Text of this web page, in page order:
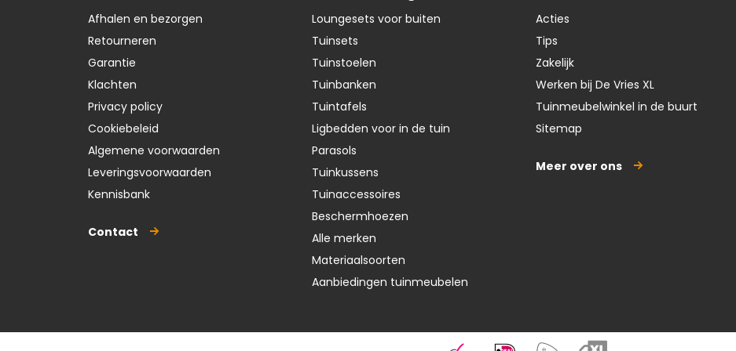
Afhalen en bezorgen
Retourneren
Garantie
Klachten
Privacy policy
Cookiebeleid
Algemene voorwaarden
Leveringsvoorwaarden
Kennisbank
Contact
Loungesets voor buiten
Tuinsets
Tuinstoelen
Tuinbanken
Tuintafels
Ligbedden voor in de tuin
Parasols
Tuinkussens
Tuinaccessoires
Beschermhoezen
Alle merken
Materiaalsoorten
Aanbiedingen tuinmeubelen
Acties
Tips
Zakelijk
Werken bij De Vries XL
Tuinmeubelwinkel in de buurt
Sitemap
Meer over ons